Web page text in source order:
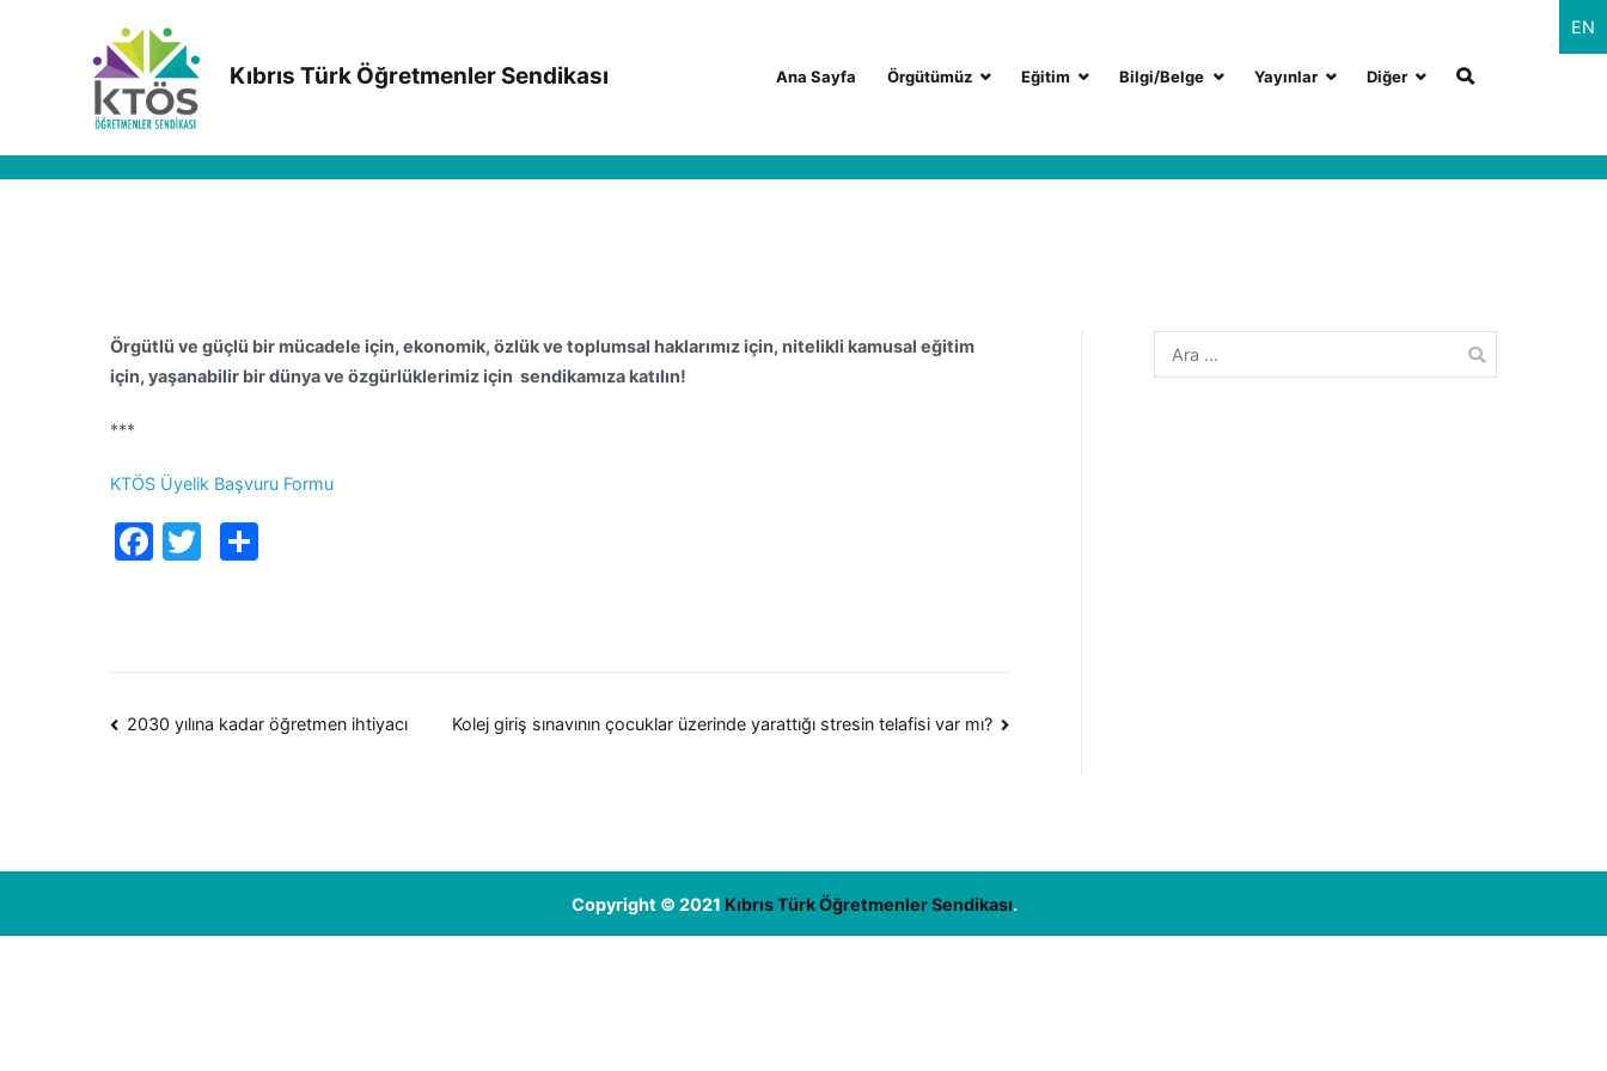
EN
Kıbrıs Türk Öğretmenler Sendikası Ana Sayfa Örgütümüz Eğitim Bilgi/Belge Yayınlar Diğer
Örgütlü ve güçlü bir mücadele için, ekonomik, özlük ve toplumsal haklarımız için, nitelikli kamusal eğitim
için, yaşanabilir bir dünya ve özgürlüklerimiz için sendikamıza katılın!
***
KTÖS Üyelik Başvuru Formu
Facebook
Twitter
Yazı
2030 yılına kadar öğretmen ihtiyacı Kolej giriş sınavının çocuklar üzerinde yarattığı stresin telafisi var mı?
Arama:
Copyright © 2021 Kıbrıs Türk Öğretmenler Sendikası.